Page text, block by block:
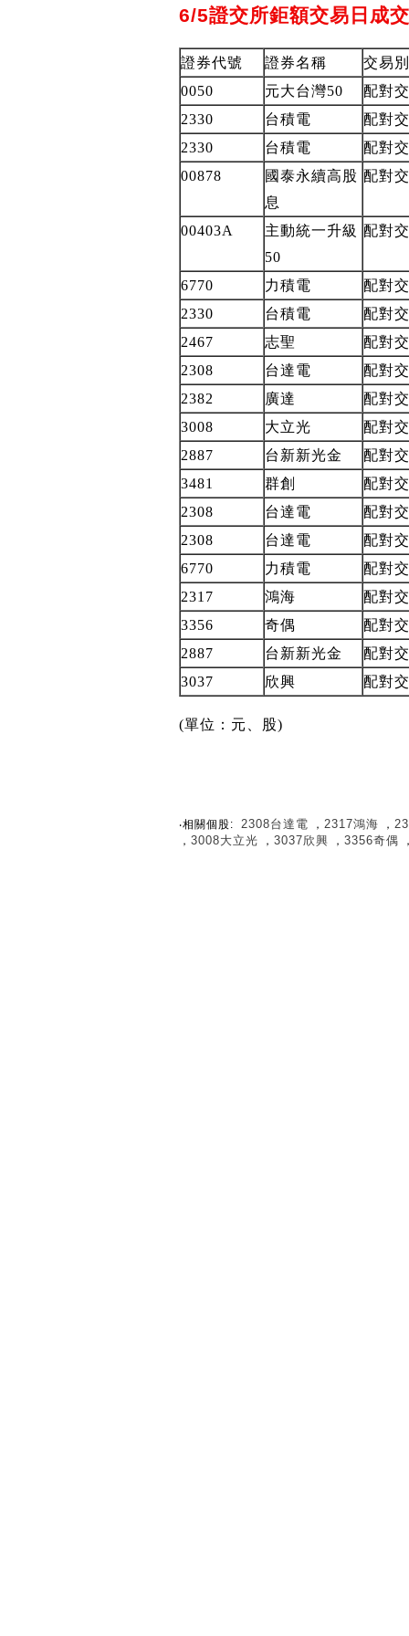
6/5證交所鉅額交易日成
證券代號 證券名稱
交易別
0050
元大台灣50
配對
2330
台積電
配對
2330
台積電
配對
00878
國泰永續高股
息
配對
00403A
主動統一升級
50
配對
6770 力積電
配對
2330
台積電
配對
2467
志聖
配對
2308
台達電
配對
2382
廣達
配對
3008
大立光
配對
2887
台新新光金
配對
3481
群創
配對
2308
台達電
配對
2308
台達電
配對
6770
力積電
配對
2317
鴻海
配對
3356
奇偶
配對
2887
台新新光金
配對
3037
欣興 配對
(單位：元、股)
‧相關個股: 2308台達電 ， 2317鴻海 ，
， 3008大立光 ， 3037欣興 ， 3356奇偶